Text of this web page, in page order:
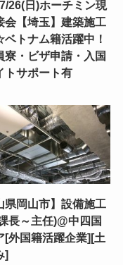
26(日)ホーチミン現
会【埼玉】建築施工
トナム籍活躍中！
・ビザ申請・入国
トサポート有
県岡山市】設備施工
長～主任)@中四国
[外国籍活躍企業][土
]